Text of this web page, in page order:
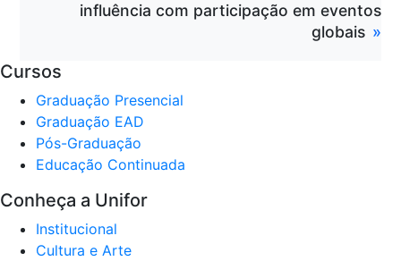
influência com participação em eventos
globais
Cursos
Graduação Presencial
Graduação EAD
Pós-Graduação
Educação Continuada
Conheça a Unifor
Institucional
Cultura e Arte